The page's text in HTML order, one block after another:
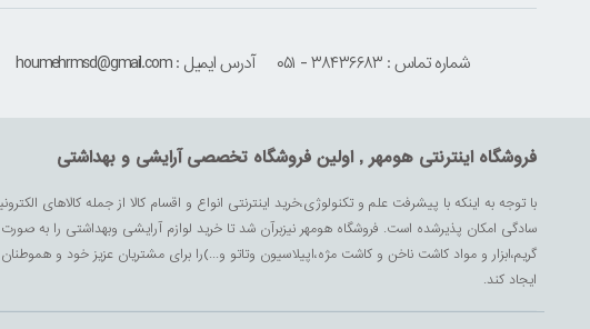
شماره تماس : ۳۸۴۳۶۶۸۳ - ۰۵۱ آدرس ایمیل : houmehrmsd@gmail.com
فروشگاه اینترنتی هومهر , اولین فروشگاه تخصصی آرایشی و بهداشتی
با توجه به اینکه با پیشرفت علم و تکنولوژی،خرید اینترنتی انواع و اقسام کالا از جمله کالاهای
سادگی امکان پذیرشده است. فروشگاه هومهر نیزبرآن شد تا خرید لوازم آرایشی وبهداشتی را به
گریم،ابزار و مواد کاشت ناخن و کاشت مژه،اپیلاسیون وتاتو و...)را برای مشتریان عزیز خود و
ایجاد کند.